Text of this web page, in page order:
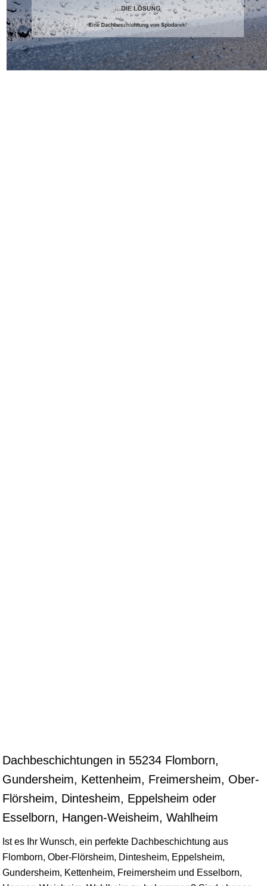
Dachbeschichtungen in 55234 Flomborn,
Gundersheim, Kettenheim, Freimersheim, Ober-
Flörsheim, Dintesheim, Eppelsheim oder
Esselborn, Hangen-Weisheim, Wahlheim
Ist es Ihr Wunsch, ein perfekte Dachbeschichtung aus
Flomborn, Ober-Flörsheim, Dintesheim, Eppelsheim,
Gundersheim, Kettenheim, Freimersheim und Esselborn,